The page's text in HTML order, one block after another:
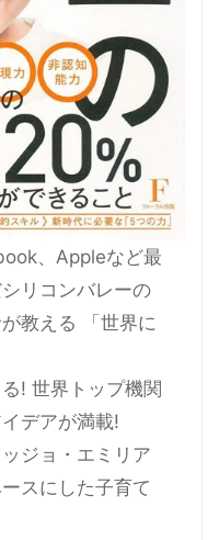
、Appleなど最
リコンバレーの
教える 「世界に
! 世界トップ機関
デアが満載!
ジョ・エミリア
スにした子育て